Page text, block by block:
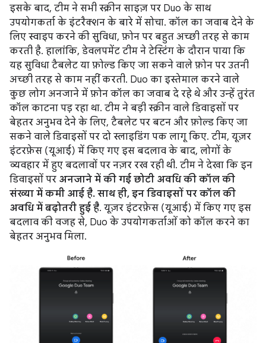
इसके बाद, टीम ने सभी स्क्रीन साइज़ पर Duo के साथ
उपयोगकर्ता के इंटरैक्शन के बारे में सोचा. कॉल का जवाब देने के
लिए स्वाइप करने की सुविधा, फ़ोन पर बहुत अच्छी तरह से काम
करती है. हालांकि, डेवलपमेंट टीम ने टेस्टिंग के दौरान पाया कि
यह सुविधा टैबलेट या फ़ोल्ड किए जा सकने वाले फ़ोन पर उतनी
अच्छी तरह से काम नहीं करती. Duo का इस्तेमाल करने वाले
कुछ लोग अनजाने में फ़ोन कॉल का जवाब दे रहे थे और उन्हें तुरंत
कॉल काटना पड़ रहा था. टीम ने बड़ी स्क्रीन वाले डिवाइसों पर
बेहतर अनुभव देने के लिए, टैबलेट पर बटन और फ़ोल्ड किए जा
सकने वाले डिवाइसों पर दो स्लाइडिंग पक लागू किए. टीम, यूज़र
इंटरफ़ेस (यूआई) में किए गए इस बदलाव के बाद, लोगों के
व्यवहार में हुए बदलावों पर नज़र रख रही थी. टीम ने देखा कि इन
डिवाइसों पर अनजाने में की गई छोटी अवधि की कॉल की
संख्या में कमी आई है. साथ ही, इन डिवाइसों पर कॉल की
अवधि में बढ़ोतरी हुई है. यूज़र इंटरफ़ेस (यूआई) में किए गए इस
बदलाव की वजह से, Duo के उपयोगकर्ताओं को कॉल करने का
बेहतर अनुभव मिला.